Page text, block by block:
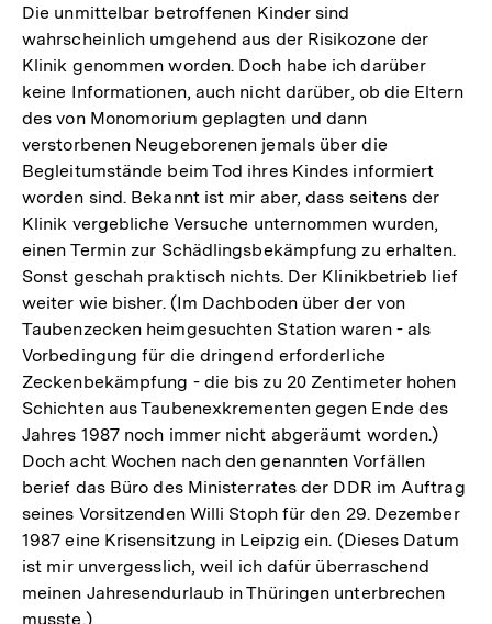
Die unmittelbar betroffenen Kinder sind
wahrscheinlich umgehend aus der Risikozone der
Klinik genommen worden. Doch habe ich darüber
keine Informationen, auch nicht darüber, ob die Eltern
des von Monomorium geplagten und dann
verstorbenen Neugeborenen jemals über die
Begleitumstände beim Tod ihres Kindes informiert
worden sind. Bekannt ist mir aber, dass seitens der
Klinik vergebliche Versuche unternommen wurden,
einen Termin zur Schädlingsbekämpfung zu erhalten.
Sonst geschah praktisch nichts. Der Klinikbetrieb lief
weiter wie bisher. (Im Dachboden über der von
Taubenzecken heimgesuchten Station waren - als
Vorbedingung für die dringend erforderliche
Zeckenbekämpfung - die bis zu 20 Zentimeter hohen
Schichten aus Taubenexkrementen gegen Ende des
Jahres 1987 noch immer nicht abgeräumt worden.)
Doch acht Wochen nach den genannten Vorfällen
berief das Büro des Ministerrates der DDR im Auftrag
seines Vorsitzenden Willi Stoph für den 29. Dezember
1987 eine Krisensitzung in Leipzig ein. (Dieses Datum
ist mir unvergesslich, weil ich dafür überraschend
meinen Jahresendurlaub in Thüringen unterbrechen
musste.)